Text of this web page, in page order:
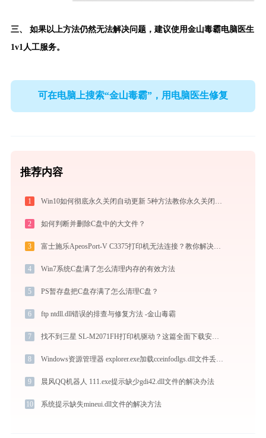
三、 如果以上方法仍然无法解决问题，建议使用金山毒霸电脑医生
1v1人工服务。
可在电脑上搜索“金山毒霸”，用电脑医生修复
推荐内容
1
2 如何判断并删除C盘中的大文件？
3 富士施乐ApeosPort-V C3375打印机无法连接？教你解决方法！-金山毒霸
4 Win7系统C盘满了怎么清理内存的有效方法
5 PS暂存盘把C盘存满了怎么清理C盘？
6 ftp ntdll.dll错误的排查与修复方法 -金山毒霸
7 找不到三星 SL-M2071FH打印机驱动？这篇全面下载安装指南帮到你
8 Windows资源管理器 explorer.exe加载cceinfodlgs.dll文件丢失处理办法
9 晨风QQ机器人 111.exe提示缺少gdi42.dll文件的解决办法
10 系统提示缺失mineui.dll文件的解决方法